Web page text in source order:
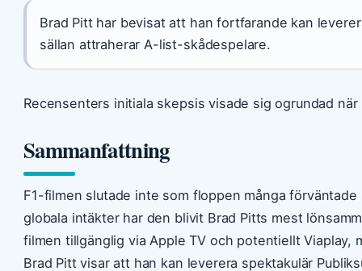
Brad Pitt har bevisat att han fortfarande kan
sällan attraherar A-list-skådespelare.
Recensenters initiala skepsis visade sig ogrundad
Sammanfattning
F1-filmen slutade inte som floppen många
globala intäkter har den blivit Brad Pitts mest
filmen tillgänglig via Apple TV och potentiellt Viaplay,
Brad Pitt visar att han kan leverera spektakulär